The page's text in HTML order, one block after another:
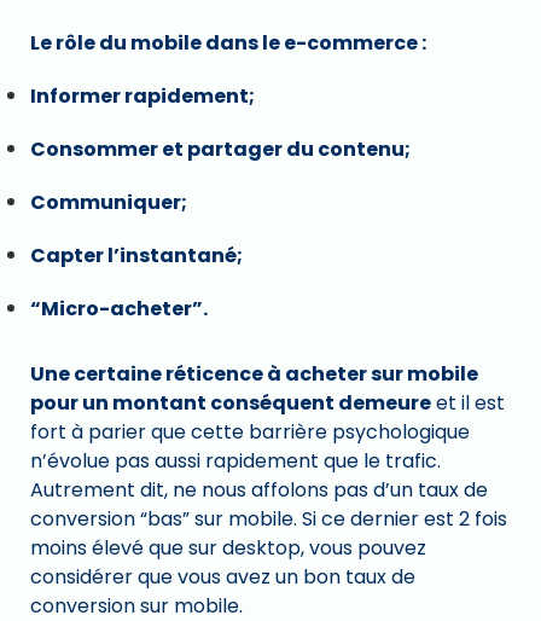
Le rôle du mobile dans le e-commerce :
Informer rapidement;
Consommer et partager du contenu;
Communiquer;
Capter l’instantané;
“Micro-acheter”.
Une certaine réticence à acheter sur mobile
pour un montant conséquent demeureet il est
fort à parier que cette barrière psychologique
n’évolue pas aussi rapidement que le trafic.
Autrement dit, ne nous affolons pas d’un taux de
conversion “bas” sur mobile. Si ce dernier est 2 fois
moins élevé que sur desktop, vous pouvez
considérer que vous avez un bon taux de
conversion sur mobile.